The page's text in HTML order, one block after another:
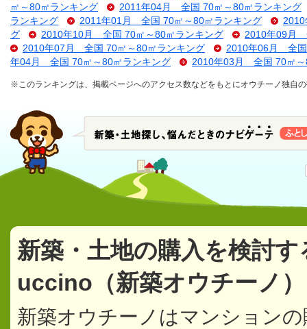
㎡～80㎡ランキング
2011年04月 全国 70㎡～80㎡ランキング
ランキング
2011年01月 全国 70㎡～80㎡ランキング
グ
2010年10月 全国 70㎡～80㎡ランキング
2010年09月
2010年07月 全国 70㎡～80㎡ランキング
2010年06月 全国
年04月 全国 70㎡～80㎡ランキング
2010年03月 全国 70㎡～
※このランキングは、掲載ページへのアクセス数などをもとにオウチーノ独自
新築・土地の購入を検討
uccino（新築オウチーノ
新築オウチーノはマンション